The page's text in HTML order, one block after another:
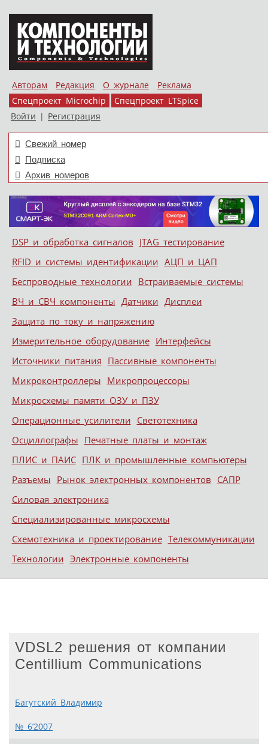
Авторам Редакция О журнале
Реклама
Спецпроект Microchip
Спецпроект LTSpice
Войти | Регистрация
Свежий номер
Подписка
Архив номеров
Меню
Skip to content
DSP и обработка сигналов JTAG тестирование
RFID и системы идентификации АЦП и ЦАП
Беспроводные технологии Встраиваемые системы
ВЧ и СВЧ компоненты Датчики Дисплеи
Защита по току и напряжению
Измерительное оборудование Интерфейсы
Источники питания Пассивные компоненты
Микроконтроллеры Микропроцессоры
Микросхемы памяти ОЗУ и ПЗУ
Операционные усилители Светотехника
Осциллографы Печатные платы и монтаж
ПЛИС и ПАИС ПЛК и промышленные компьютеры
Разъемы Рынок электронных компонентов САПР
Силовая электроника
Специализированные микросхемы
Схемотехника и проектирование Телекоммуникации
Технологии Электронные компоненты
VDSL2 решения от компании
Centillium Communications
Багутский Владимир
№ 6’2007